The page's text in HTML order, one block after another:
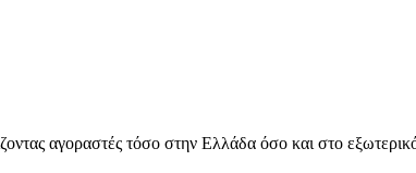
αγοραστές τόσο στην Ελλάδα όσο και στο